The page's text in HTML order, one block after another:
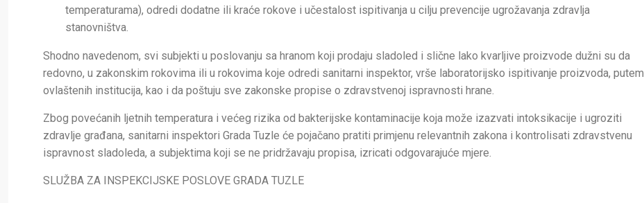
temperaturama), odredi dodatne ili kraće rokove i učestalost ispitivanja u cilju prevencije ugrožavanja zdravlja
stanovništva.
Shodno navedenom, svi subjekti u poslovanju sa hranom koji prodaju sladoled i slične lako kvarljive proizvode dužni su da
redovno, u zakonskim rokovima ili u rokovima koje odredi sanitarni inspektor, vrše laboratorijsko ispitivanje proizvoda, putem
ovlaštenih institucija, kao i da poštuju sve zakonske propise o zdravstvenoj ispravnosti hrane.
Zbog povećanih ljetnih temperatura i većeg rizika od bakterijske kontaminacije koja može izazvati intoksikacije i ugroziti
zdravlje građana, sanitarni inspektori Grada Tuzle će pojačano pratiti primjenu relevantnih zakona i kontrolisati zdravstvenu
ispravnost sladoleda, a subjektima koji se ne pridržavaju propisa, izricati odgovarajuće mjere.
SLUŽBA ZA INSPEKCIJSKE POSLOVE GRADA TUZLE